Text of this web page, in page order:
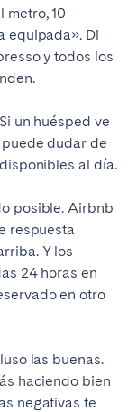
metro, 10
equipada». Di
y todos los
un huésped ve
dudar de
al día.
posible. Airbnb
respuesta
Y los
24 horas en
en otro
las buenas.
haciendo bien
negativas te